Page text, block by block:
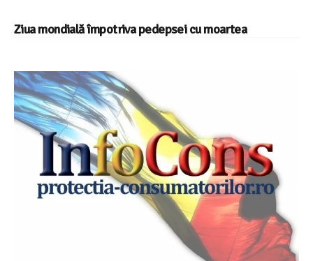
Ziua mondială împotriva pedepsei cu moartea